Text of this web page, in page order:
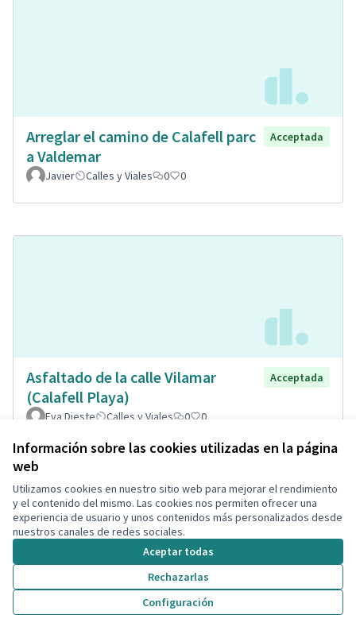
Información sobre las cookies utilizadas en la página
web
Utilizamos cookies en nuestro sitio web para mejorar el rendimiento
y el contenido del mismo. Las cookies nos permiten ofrecer una
experiencia de usuario y unos contenidos más personalizados desde
nuestros canales de redes sociales.
Aceptar todas
Rechazarlas
Configuración
Arreglar el camino de Calafell parc
a Valdemar
Acceptada
Javier Calles y Viales 0 0
Asfaltado de la calle Vilamar
(Calafell Playa)
Acceptada
Eva Dieste Calles y Viales 0 0
Remodelació total de la plaça de
Acceptada